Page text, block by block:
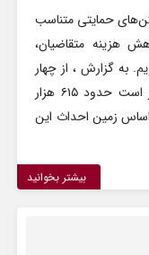
حمایتی متناسب
هزینه متقاضیان،
داریم. به گزارش ، از چهار
میلیون واحد طرح نهضت ملی مسکن قرار است حدود ۶۱۵ هزار
زمین احداث این
بیشتر بخوانید